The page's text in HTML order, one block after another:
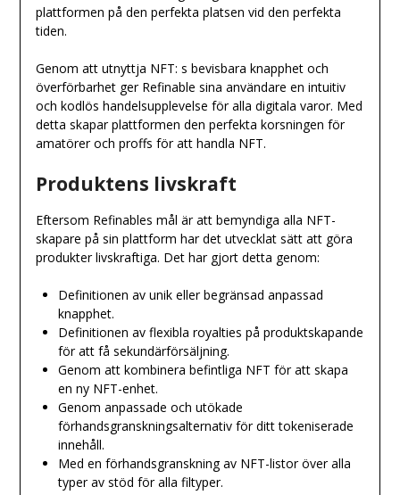
plattformen på den perfekta platsen vid den perfekta
tiden.
Genom att utnyttja NFT: s bevisbara knapphet och
överförbarhet ger Refinable sina användare en intuitiv
och kodlös handelsupplevelse för alla digitala varor. Med
detta skapar plattformen den perfekta korsningen för
amatörer och proffs för att handla NFT.
Produktens livskraft
Eftersom Refinables mål är att bemyndiga alla NFT-
skapare på sin plattform har det utvecklat sätt att göra
produkter livskraftiga. Det har gjort detta genom:
Definitionen av unik eller begränsad anpassad
knapphet.
Definitionen av flexibla royalties på produktskapande
för att få sekundärförsäljning.
Genom att kombinera befintliga NFT för att skapa
en ny NFT-enhet.
Genom anpassade och utökade
förhandsgranskningsalternativ för ditt tokeniserade
innehåll.
Med en förhandsgranskning av NFT-listor över alla
typer av stöd för alla filtyper.